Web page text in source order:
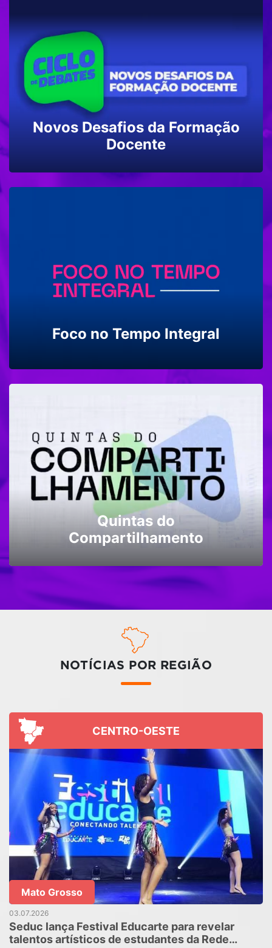
ENSINO MÉDIO
Novos Desafios da Formação
Docente
Foco no Tempo Integral
Quintas do
Compartilhamento
NOTÍCIAS POR REGIÃO
CENTRO-OESTE
Mato Grosso
03.07.2026
Seduc lança Festival Educarte para revelar
talentos artísticos de estudantes da Rede